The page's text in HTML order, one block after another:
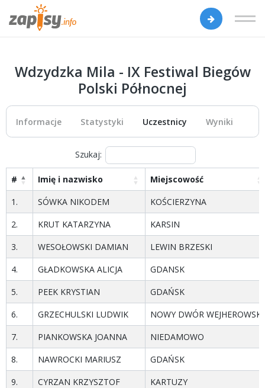
Wdzydzka Mila - IX Festiwal Biegów
Polski Północnej
Informacje Statystyki Uczestnicy Wyniki
Szukaj:
# Imię i nazwisko
Miejscowość
1.
SÓWKA NIKODEM
KOŚCIERZYNA
2.
KRUT KATARZYNA
KARSIN
3.
WESOŁOWSKI DAMIAN
LEWIN BRZESKI
4.
GŁADKOWSKA ALICJA
GDANSK
5.
PEEK KRYSTIAN
GDAŃSK
6.
GRZECHULSKI LUDWIK
NOWY DWÓR WEJHEROWSKI
7.
PIANKOWSKA JOANNA
NIEDAMOWO
8.
NAWROCKI MARIUSZ
GDAŃSK
9.
CYRZAN KRZYSZTOF
KARTUZY